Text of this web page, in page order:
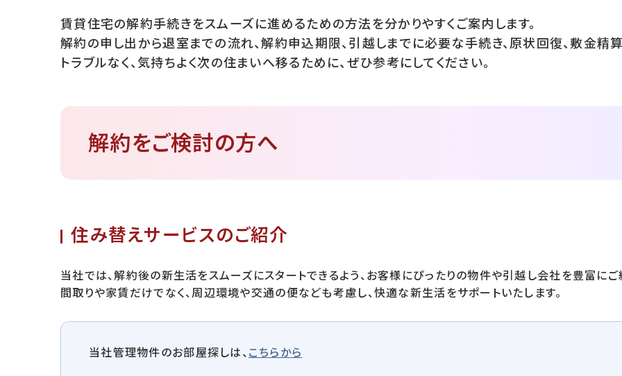
賃貸住宅の解約手続きをスムーズに進めるための方法を分かりやすくご案内します。
解約の申し出から退室までの流れ、解約申込期限、引越しまでに必要な手続き、原状回復、敷金精
トラブルなく、気持ちよく次の住まいへ移るために、ぜひ参考にしてください。
解約をご検討の方へ
住み替えサービスのご紹介
当社では、解約後の新生活をスムーズにスタートできるよう、お客様にぴったりの物件や引越し会社を豊富にご
間取りや家賃だけでなく、周辺環境や交通の便なども考慮し、快適な新生活をサポートいたします。
当社管理物件のお部屋探しは、 こちらから